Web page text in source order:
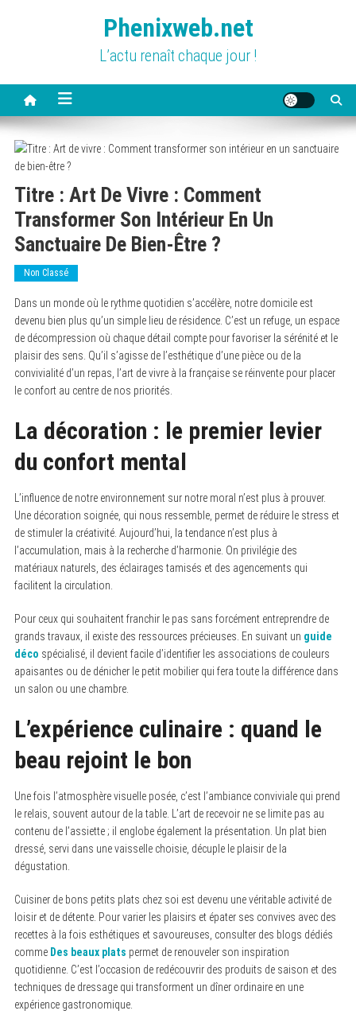
Phenixweb.net
L’actu renaît chaque jour !
Titre : Art De Vivre : Comment
Transformer Son Intérieur En Un
Sanctuaire De Bien-Être ?
Non Classé
Dans un monde où le rythme quotidien s’accélère, notre domicile est
devenu bien plus qu’un simple lieu de résidence. C’est un refuge, un espace
de décompression où chaque détail compte pour favoriser la sérénité et le
plaisir des sens. Qu’il s’agisse de l’esthétique d’une pièce ou de la
convivialité d’un repas, l’art de vivre à la française se réinvente pour placer
le confort au centre de nos priorités.
La décoration : le premier levier
du confort mental
L’influence de notre environnement sur notre moral n’est plus à prouver.
Une décoration soignée, qui nous ressemble, permet de réduire le stress et
de stimuler la créativité. Aujourd’hui, la tendance n’est plus à
l’accumulation, mais à la recherche d’harmonie. On privilégie des
matériaux naturels, des éclairages tamisés et des agencements qui
facilitent la circulation.
Pour ceux qui souhaitent franchir le pas sans forcément entreprendre de
grands travaux, il existe des ressources précieuses. En suivant un guide
déco spécialisé, il devient facile d’identifier les associations de couleurs
apaisantes ou de dénicher le petit mobilier qui fera toute la différence dans
un salon ou une chambre.
L’expérience culinaire : quand le
beau rejoint le bon
Une fois l’atmosphère visuelle posée, c’est l’ambiance conviviale qui prend
le relais, souvent autour de la table. L’art de recevoir ne se limite pas au
contenu de l’assiette ; il englobe également la présentation. Un plat bien
dressé, servi dans une vaisselle choisie, décuple le plaisir de la
dégustation.
Cuisiner de bons petits plats chez soi est devenu une véritable activité de
loisir et de détente. Pour varier les plaisirs et épater ses convives avec des
recettes à la fois esthétiques et savoureuses, consulter des blogs dédiés
comme Des beaux plats permet de renouveler son inspiration
quotidienne. C’est l’occasion de redécouvrir des produits de saison et des
techniques de dressage qui transforment un dîner ordinaire en une
expérience gastronomique.